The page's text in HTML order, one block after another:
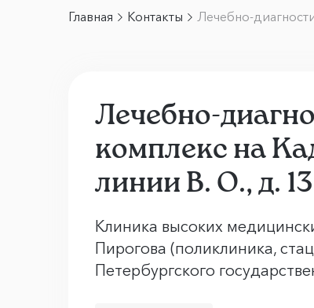
Главная Контакты Лечебно-
Лечебно-
комплекс на
линии В. О., д.
Клиника высоких
Пирогова (поликлиника,
Петербургского